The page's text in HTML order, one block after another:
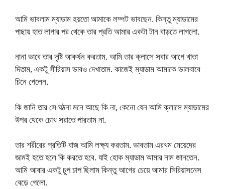
আমি ভাবলাম ম্যাডাম হয়তো আমাকে লম্পট ভাবছেন. কিন্তু ম্যাডামের
পাছায় হাত লাগার পর থেকে তার প্রতি আমার একটা টান বাড়তে লাগলো.
নানা ভাবে তার দৃষ্টি আকর্ষন করতাম. আমি তার ক্লাসে সবার আগে খাতা
দিতাম, একটু সীরিয়াস ভাবও দেখাতাম. কাজেই ম্যাডাম আমাকে ভালবাবে
চিনে গেলেন.
কি জানি তার সে ঘঠনা মনে আছে কি না, কেনো যেন আমি ক্লাসে ম্যাডামের
উপর থেকে চোখ সরাতে পারতাম না.
তার শরীরের প্রতিটি বাজ আমি লক্ষ্য করতাম. ভাবতাম এরখম মেয়েদের
জামই হতে হলে কি করতে হবে. যাই হোক ম্যাডাম আমার নাম জানতেন.
আমি আবার একটু চুপ চাপ ছিলাম কিন্তু আগের চেয়ে আমার সিরিয়াসনেস
বেড়ে গেলো.